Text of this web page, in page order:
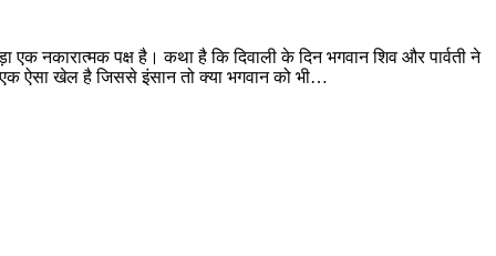
नकारात्मक पक्ष है। कथा है कि दिवाली के दिन भगवान शिव और पार्वती ने
ऐसा खेल है जिससे इंसान तो क्या भगवान को भी…